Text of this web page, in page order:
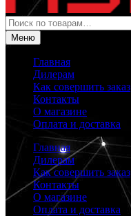
Искать:
Меню
Главная
Дилерам
Как совершить заказ
Контакты
О магазине
Оплата и доставка
Главная
Дилерам
Как совершить заказ
Контакты
О магазине
Оплата и доставка